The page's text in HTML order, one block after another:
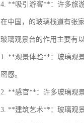
4. **吸引游客**：许多旅
在中国，的玻璃栈道有张
玻璃观景台的作用主要有
1. **观景体验**：玻璃观
密感。
2. **感官**：许多玻璃观
3. **建筑艺术**：玻璃观